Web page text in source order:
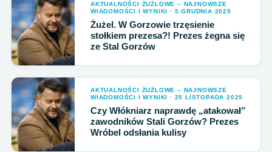
AKTUALNOŚCI ŻUŻLOWE – NAJNOWSZE
WIADOMOŚCI I WYNIKI · 5 GRUDNIA 2025
Żużel. W Gorzowie trzęsienie
stołkiem prezesa?! Prezes żegna się
ze Stal Gorzów
AKTUALNOŚCI ŻUŻLOWE – NAJNOWSZE
WIADOMOŚCI I WYNIKI · 25 LISTOPADA 2025
Czy Włókniarz naprawdę „atakował”
zawodników Stali Gorzów? Prezes
Wróbel odsłania kulisy